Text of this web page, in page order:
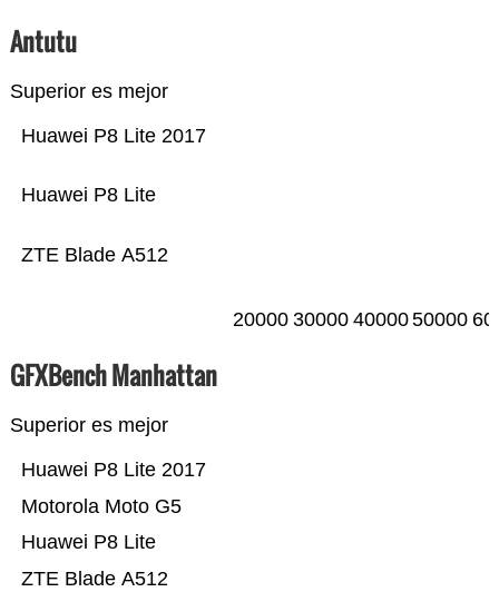
Antutu
Superior es mejor
ZTE Blade A512
Huawei P8 Lite
Huawei P8 Lite 2017
20000 30000 4000050000
GFXBench Manhattan
Superior es mejor
ZTE Blade A512
Huawei P8 Lite
Motorola Moto G5
Huawei P8 Lite 2017